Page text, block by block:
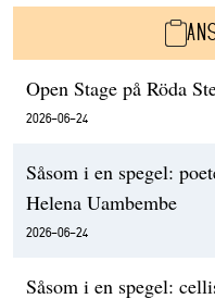
Open Stage på Röda
2026-06-24
Såsom i en spegel:
Helena Uambembe
2026-06-24
Såsom i en spegel: